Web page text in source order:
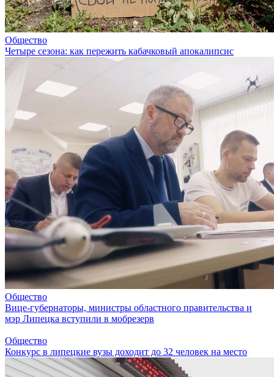
Общество
Четыре сезона: как пережить кабачковый апокалипсис
Общество
Вице-губернаторы, министры областного правительства и
мэр Липецка вступили в мобрезерв
Общество
Конкурс в липецкие вузы доходит до 32 человек на место